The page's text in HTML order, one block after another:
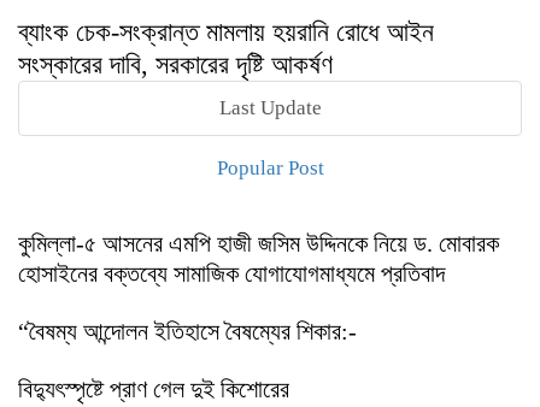
ব্যাংক চেক-সংক্রান্ত মামলায় হয়রানি রোধে আইন
সংস্কারের দাবি, সরকারের দৃষ্টি আকর্ষণ
Last Update
Popular Post
কুমিল্লা-৫ আসনের এমপি হাজী জসিম উদ্দিনকে নিয়ে ড. মোবারক
হোসাইনের বক্তব্যে সামাজিক যোগাযোগমাধ্যমে প্রতিবাদ
“বৈষম্য আন্দোলন ইতিহাসে বৈষম্যের শিকার:-
বিদ্যুৎস্পৃষ্টে প্রাণ গেল দুই কিশোরের